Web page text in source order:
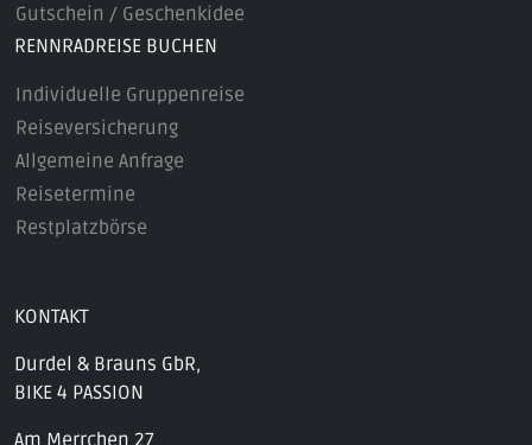
Gutschein / Geschenkidee
RENNRADREISE BUCHEN
Individuelle Gruppenreise
Reiseversicherung
Allgemeine Anfrage
Reisetermine
Restplatzbörse
KONTAKT
Durdel & Brauns GbR,
BIKE 4 PASSION
Am Merrchen 27